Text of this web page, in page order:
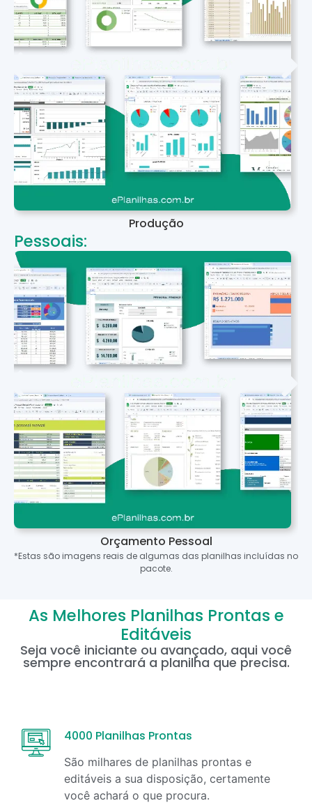
Produção
Pessoais:
Orçamento Pessoal
*Estas são imagens reais de algumas das planilhas incluídas no
pacote.
As Melhores Planilhas Prontas e
Editáveis
Seja você iniciante ou avançado, aqui você
sempre encontrará a planilha que precisa.
4000 Planilhas Prontas
São milhares de planilhas prontas e
editáveis a sua disposição, certamente
você achará o que procura.